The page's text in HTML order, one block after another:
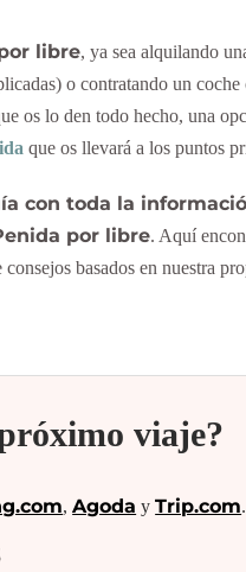
libre, ya sea alquilando
o contratando un
os lo den todo hecho, una
que os llevará a los puntos
con toda la
por libre. Aquí
basados en nuestra
viaje?
,Agoda yTrip.com.